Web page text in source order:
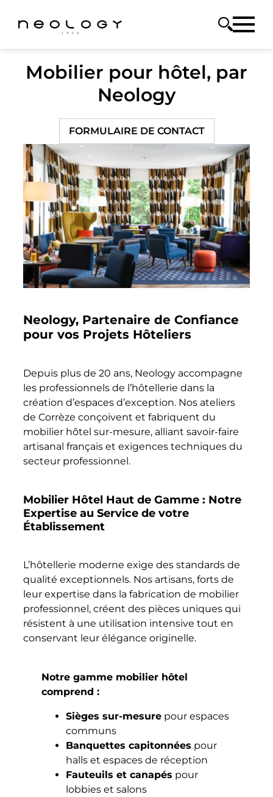
Mobilier pour hôtel, par
Neology
FORMULAIRE DE CONTACT
Neology, Partenaire de Confiance
pour vos Projets Hôteliers
Depuis plus de 20 ans, Neology accompagne
les professionnels de l’hôtellerie dans la
création d’espaces d’exception. Nos ateliers
de Corrèze conçoivent et fabriquent du
mobilier hôtel sur-mesure, alliant savoir-faire
artisanal français et exigences techniques du
secteur professionnel.
Mobilier Hôtel Haut de Gamme : Notre
Expertise au Service de votre
Établissement
L’hôtellerie moderne exige des standards de
qualité exceptionnels. Nos artisans, forts de
leur expertise dans la fabrication de mobilier
professionnel, créent des pièces uniques qui
résistent à une utilisation intensive tout en
conservant leur élégance originelle.
Notre gamme mobilier hôtel
comprend :
Sièges sur-mesure pour espaces
communs
Banquettes capitonnées pour
halls et espaces de réception
Fauteuils et canapés pour
lobbies et salons